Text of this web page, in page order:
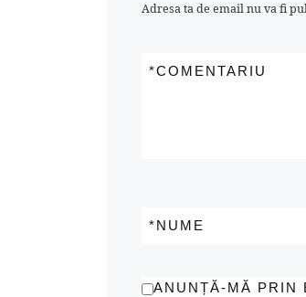
Adresa ta de email nu va fi
COMENTARIU
*
NUME
*
ANUNȚĂ-MĂ PRIN